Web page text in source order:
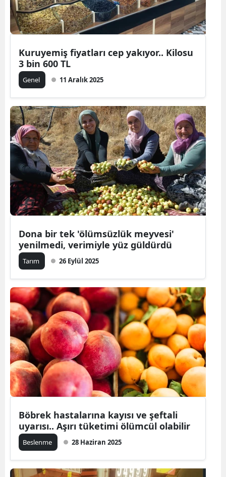
Kuruyemiş fiyatları cep yakıyor.. Kilosu
3 bin 600 TL
Genel 11 Aralık 2025
Dona bir tek 'ölümsüzlük meyvesi'
yenilmedi, verimiyle yüz güldürdü
Tarım 26 Eylül 2025
Böbrek hastalarına kayısı ve şeftali
uyarısı.. Aşırı tüketimi ölümcül olabilir
Beslenme 28 Haziran 2025